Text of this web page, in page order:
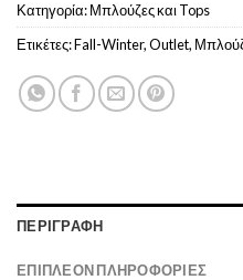
Κατηγορία:Μπλούζες και Tops
Ετικέτες:Fall-Winter,Outlet,
ΠΕΡΙΓΡΑΦΉ
ΕΠΙΠΛΈΟΝ ΠΛΗΡΟΦΟΡΊΕΣ